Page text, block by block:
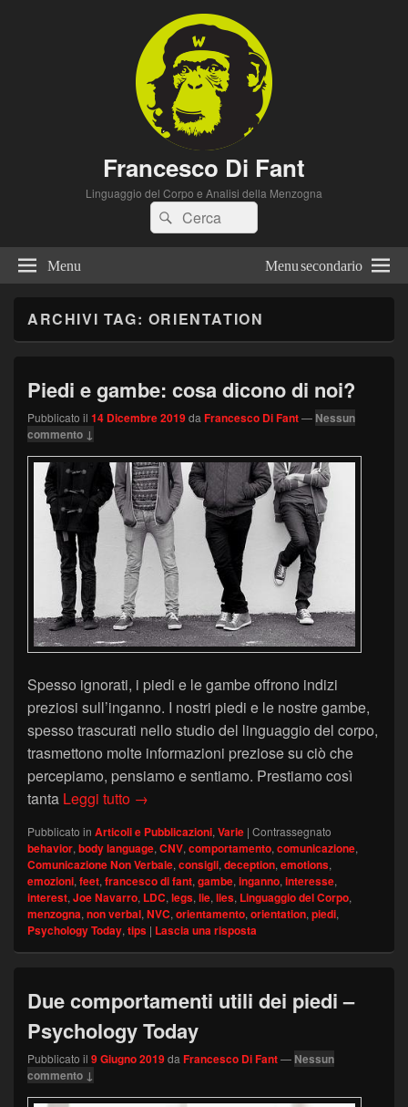
Francesco Di Fant
Linguaggio del Corpo e Analisi della Menzogna
Cerca:Cerca
Menu Menu secondario
ARCHIVI TAG: ORIENTATION
Piedi e gambe: cosa dicono di noi?
Pubblicato il 14 Dicembre 2019da Francesco Di Fant— Nessun
commento ↓
Spesso ignorati, i piedi e le gambe offrono indizi
preziosi sull’inganno. I nostri piedi e le nostre gambe,
spesso trascurati nello studio del linguaggio del corpo,
trasmettono molte informazioni preziose su ciò che
percepiamo, pensiamo e sentiamo. Prestiamo così
tanta Leggi tutto Piedi e gambe: cosa dicono di noi?
→
Pubblicato in Articoli e Pubblicazioni,Varie | Contrassegnato
behavior,body language,CNV,comportamento,comunicazione,
Comunicazione Non Verbale,consigli,deception,emotions,
emozioni,feet,francesco di fant,gambe,inganno,interesse,
interest,Joe Navarro, LDC,legs,lie,lies, Linguaggio del Corpo,
menzogna,non verbal,NVC,orientamento,orientation,piedi,
Psychology Today,tips | Lascia una risposta
Due comportamenti utili dei piedi –
Psychology Today
Pubblicato il 9 Giugno 2019daFrancesco Di Fant— Nessun
commento ↓